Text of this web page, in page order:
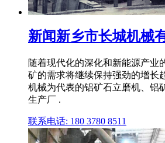
新闻新乡市长城机械
随着现代化的深化和新能源产业
矿的需求将继续保持强劲的增长
机械为代表的铝矿石立磨机、铝
生产厂 .
联系电话: 180 3780 8511